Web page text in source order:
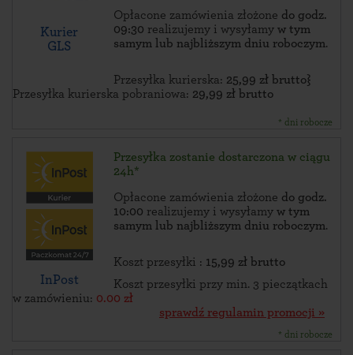
Kurier
GLS
Opłacone zamówienia złożone do godz.
09:30 realizujemy i wysyłamy w tym
samym lub najbliższym dniu roboczym.
Przesyłka kurierska: 25,99 zł brutto}
Przesyłka kurierska pobraniowa: 29,99 zł brutto
* dni robocze
InPost
Przesyłka zostanie dostarczona w ciągu
24h*
Opłacone zamówienia złożone do godz.
10:00 realizujemy i wysyłamy w tym
samym lub najbliższym dniu roboczym.
Koszt przesyłki : 15,99 zł brutto
Koszt przesyłki przy min. 3 pieczątkach
w zamówieniu: 0.00 zł
sprawdź regulamin promocji »
* dni robocze